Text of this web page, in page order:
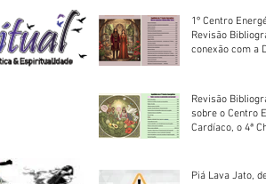
1º Centro
Revisão
conexão com a
Revisão
sobre o Centro
Cardíaco, o 4ª
Piá Lava Jato,